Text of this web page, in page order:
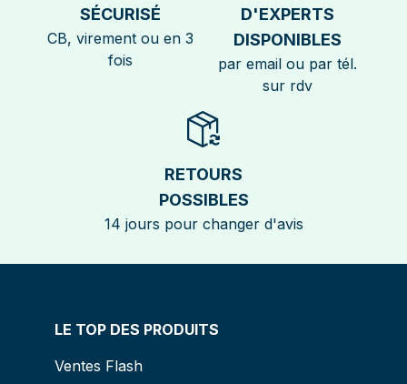
SÉCURISÉ
CB, virement ou en 3
fois
D'EXPERTS
DISPONIBLES
par email ou par tél.
sur rdv
RETOURS
POSSIBLES
14 jours pour changer d'avis
LE TOP DES PRODUITS
Ventes Flash